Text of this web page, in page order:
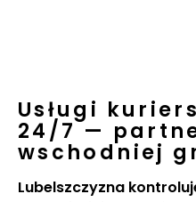
Usługi
24/7 —
wschodniej
Lubelszczyzna